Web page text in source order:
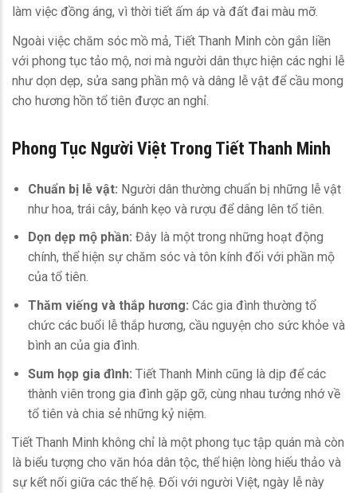
làm việc đồng áng, vì thời tiết ấm áp và đất đai màu mỡ.
Ngoài việc chăm sóc mồ mả, Tiết Thanh Minh còn gắn liền
với phong tục tảo mộ, nơi mà người dân thực hiện các nghi lễ
như dọn dẹp, sửa sang phần mộ và dâng lễ vật để cầu mong
cho hương hồn tổ tiên được an nghỉ.
Phong Tục Người Việt Trong Tiết Thanh Minh
Chuẩn bị lễ vật: Người dân thường chuẩn bị những lễ vật
như hoa, trái cây, bánh kẹo và rượu để dâng lên tổ tiên.
Dọn dẹp mộ phần: Đây là một trong những hoạt động
chính, thể hiện sự chăm sóc và tôn kính đối với phần mộ
của tổ tiên.
Thăm viếng và thắp hương: Các gia đình thường tổ
chức các buổi lễ thắp hương, cầu nguyện cho sức khỏe và
bình an của gia đình.
Sum họp gia đình: Tiết Thanh Minh cũng là dịp để các
thành viên trong gia đình gặp gỡ, cùng nhau tưởng nhớ về
tổ tiên và chia sẻ những kỷ niệm.
Tiết Thanh Minh không chỉ là một phong tục tập quán mà còn
là biểu tượng cho văn hóa dân tộc, thể hiện lòng hiếu thảo và
sự kết nối giữa các thế hệ. Đối với người Việt, ngày lễ này